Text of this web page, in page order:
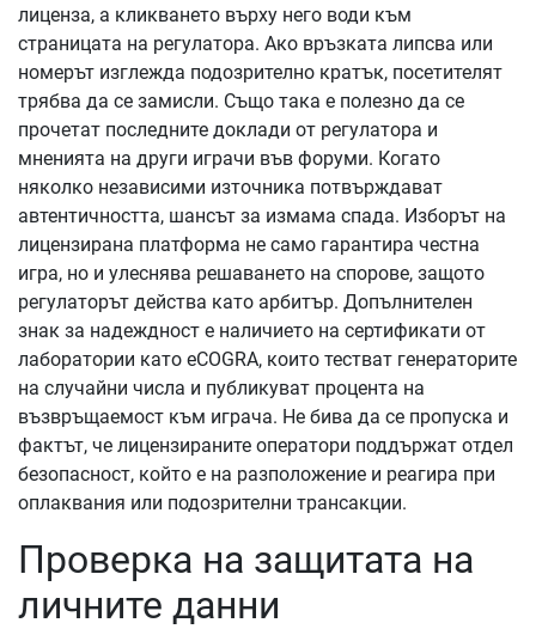
лиценза, а кликването върху него води към
страницата на регулатора. Ако връзката липсва или
номерът изглежда подозрително кратък, посетителят
трябва да се замисли. Също така е полезно да се
прочетат последните доклади от регулатора и
мненията на други играчи във форуми. Когато
няколко независими източника потвърждават
автентичността, шансът за измама спада. Изборът на
лицензирана платформа не само гарантира честна
игра, но и улеснява решаването на спорове, защото
регулаторът действа като арбитър. Допълнителен
знак за надеждност е наличието на сертификати от
лаборатории като eCOGRA, които тестват генераторите
на случайни числа и публикуват процента на
възвръщаемост към играча. Не бива да се пропуска и
фактът, че лицензираните оператори поддържат отдел
безопасност, който е на разположение и реагира при
оплаквания или подозрителни трансакции.
Проверка на защитата на
личните данни